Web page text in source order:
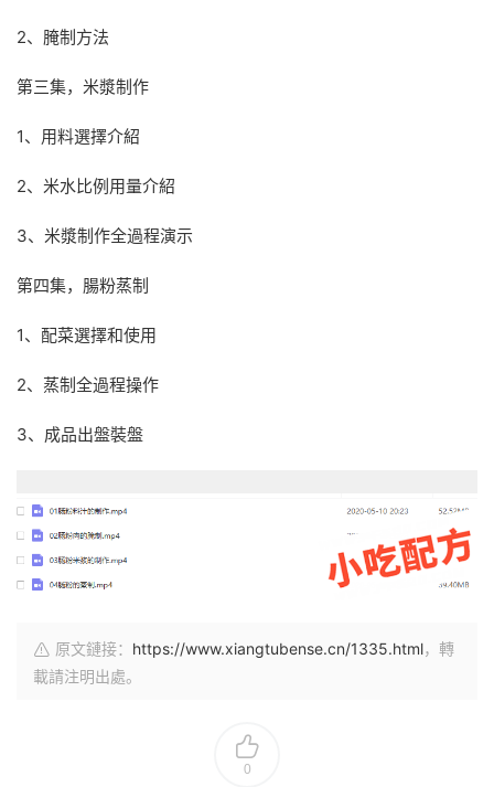
2、腌制方法
第三集，米漿制作
1、用料選擇介紹
2、米水比例用量介紹
3、米漿制作全過程演示
第四集，腸粉蒸制
1、配菜選擇和使用
2、蒸制全過程操作
3、成品出盤裝盤
原文鏈接： https://www.xiangtubense.cn/1335.html，轉
載請注明出處。
0